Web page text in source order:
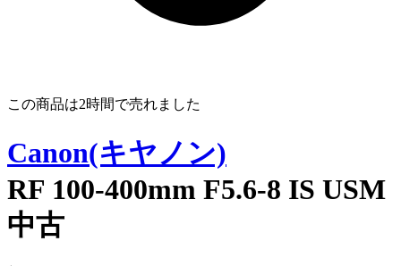
この商品は2時間で売れました
Canon(キヤノン)
RF 100-400mm F5.6-8 IS USM
中古